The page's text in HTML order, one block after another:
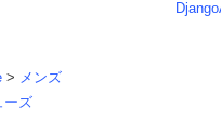
> メンズ
ーズ